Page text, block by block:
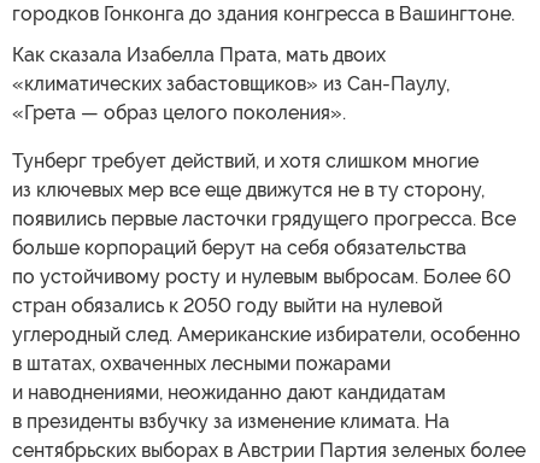
городков Гонконга до здания конгресса в Вашингтоне.
Как сказала Изабелла Прата, мать двоих
«климатических забастовщиков» из Сан-Паулу,
«Грета — образ целого поколения».
Тунберг требует действий, и хотя слишком многие
из ключевых мер все еще движутся не в ту сторону,
появились первые ласточки грядущего прогресса. Все
больше корпораций берут на себя обязательства
по устойчивому росту и нулевым выбросам. Более 60
стран обязались к 2050 году выйти на нулевой
углеродный след. Американские избиратели, особенно
в штатах, охваченных лесными пожарами
и наводнениями, неожиданно дают кандидатам
в президенты взбучку за изменение климата. На
сентябрьских выборах в Австрии Партия зеленых более